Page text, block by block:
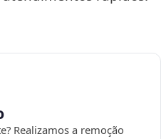
Realizamos a remoção